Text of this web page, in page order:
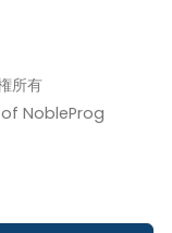
所有
NobleProg